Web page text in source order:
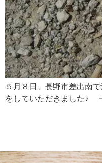
５月８日、長野市差出南
をしていただきました♪